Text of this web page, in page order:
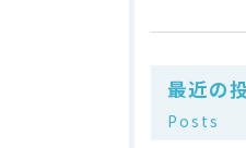
最近の
Posts